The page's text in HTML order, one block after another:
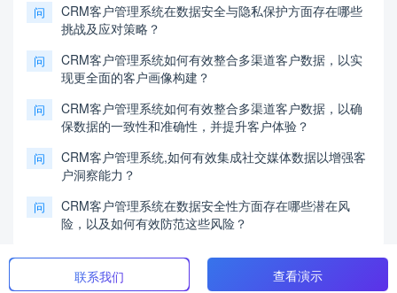
问
CRM客户管理系统在数据安全与隐私保护方面存在哪些
挑战及应对策略？
问
CRM客户管理系统如何有效整合多渠道客户数据，以实
现更全面的客户画像构建？
问
CRM客户管理系统如何有效整合多渠道客户数据，以确
保数据的一致性和准确性，并提升客户体验？
问
CRM客户管理系统,如何有效集成社交媒体数据以增强客
户洞察能力？
问
CRM客户管理系统在数据安全性方面存在哪些潜在风
险，以及如何有效防范这些风险？
联系我们 查看演示